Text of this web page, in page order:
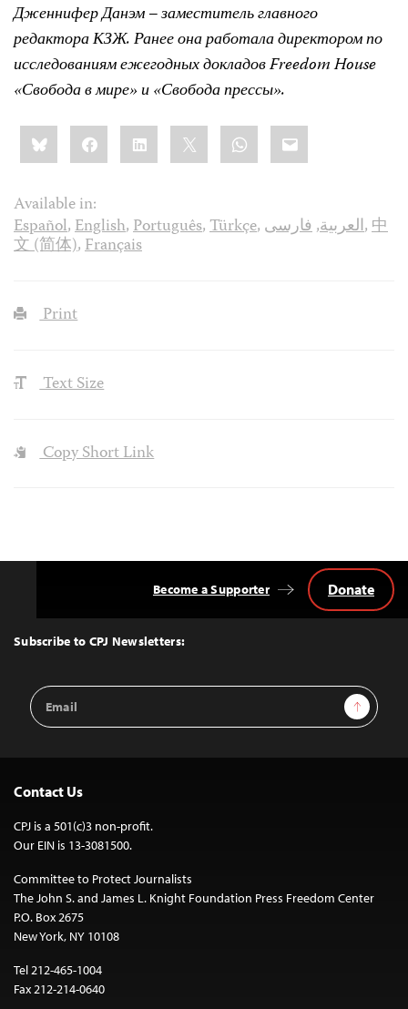
Дженнифер Данэм – заместитель главного
редактора КЗЖ. Ранее она работала директором по
исследованиям ежегодных докладов Freedom House
«Свобода в мире» и «Свобода прессы».
Share
this:BlueskyFacebookLinkedIn WhatsApp
Email
Available in:
Español,English,Português,Türkçe, العربية,فارسی ,中
文 (简体),Français
Print
Text Size
Copy Short Link
Top
Subscribe to CPJ Newsletters:
Email
Address
Sign Up
Become a Supporter Donate
Contact Us
CPJ is a 501(c)3 non-profit.
Our EIN is 13-3081500.
Committee to Protect Journalists
The John S. and James L. Knight Foundation Press Freedom Center
P.O. Box 2675
New York, NY 10108
Tel 212-465-1004
Fax 212-214-0640